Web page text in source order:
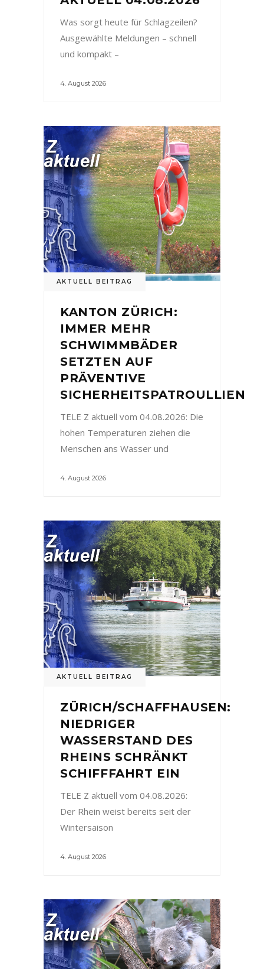
Was sorgt heute für Schlagzeilen?
Ausgewählte Meldungen – schnell
und kompakt –
4. August 2026
AKTUELL BEITRAG
KANTON ZÜRICH:
IMMER MEHR
SCHWIMMBÄDER
SETZTEN AUF
PRÄVENTIVE
SICHERHEITSPATROULLIEN
TELE Z aktuell vom 04.08.2026: Die
hohen Temperaturen ziehen die
Menschen ans Wasser und
4. August 2026
AKTUELL BEITRAG
ZÜRICH/SCHAFFHAUSEN:
NIEDRIGER
WASSERSTAND DES
RHEINS SCHRÄNKT
SCHIFFFAHRT EIN
TELE Z aktuell vom 04.08.2026:
Der Rhein weist bereits seit der
Wintersaison
4. August 2026